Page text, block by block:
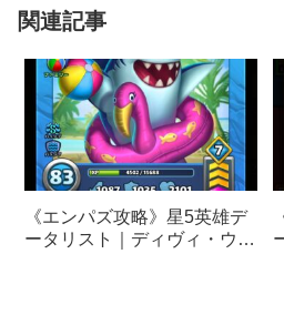
関連記事
《エンパズ攻略》星5英雄デ
ータリスト｜ディヴィ・ウェ